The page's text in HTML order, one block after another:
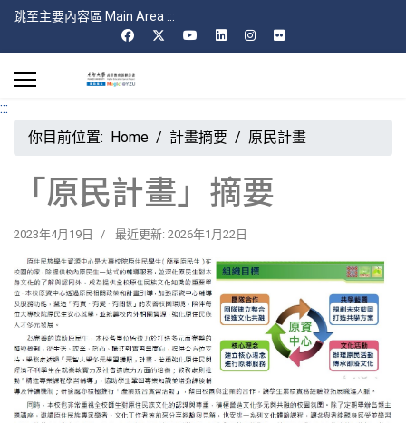
跳至主要內容區 Main Area :::
:::
你目前位置: Home 計畫摘要 原民計畫
「原民計畫」摘要
2023年4月19日 最近更新: 2026年1月22日